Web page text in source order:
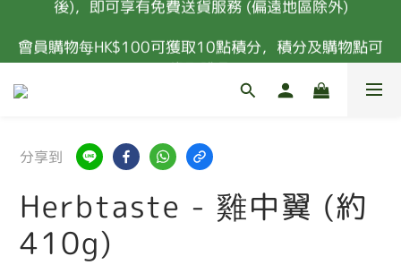
凡購物滿港幣$400或以上 (扣除所有優惠及購物金
後)，即可享有免費送貨服務 (偏遠地區除外)
會員購物每HK$100可獲取10點積分，積分及購物點可
換取禮品
新會員首次消費 85折優惠 (特價，套餐及指定食材除
凡購物滿港幣$400或以上 (扣除所有優惠及購物金
分享到
Herbtaste - 雞中翼 (約
410g)